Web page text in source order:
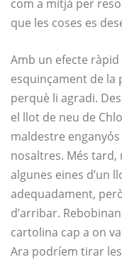
com a mitjà per
que les coses es
Amb un efecte
esquinçament de la
perquè li agradi.
el llot de neu de
maldestre
nosaltres. Més
algunes eines d’un
adequadament,
d’arribar.
cartolina cap a on
Ara podríem tirar